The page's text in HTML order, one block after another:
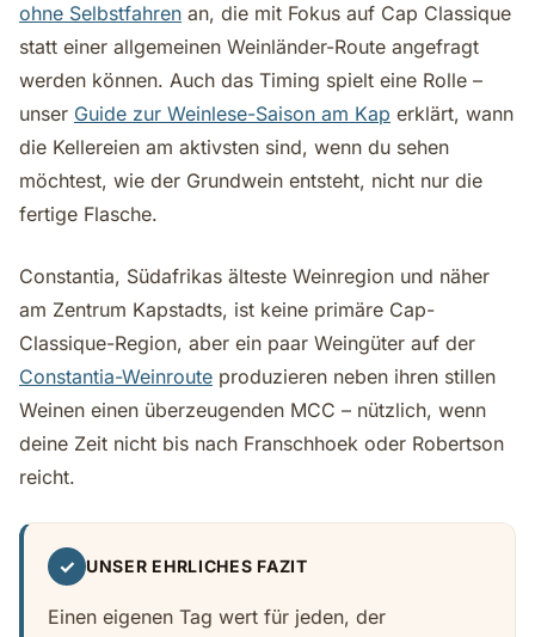
ohne Selbstfahren an, die mit Fokus auf Cap Classique
statt einer allgemeinen Weinländer-Route angefragt
werden können. Auch das Timing spielt eine Rolle –
unser Guide zur Weinlese-Saison am Kap erklärt, wann
die Kellereien am aktivsten sind, wenn du sehen
möchtest, wie der Grundwein entsteht, nicht nur die
fertige Flasche.
Constantia, Südafrikas älteste Weinregion und näher
am Zentrum Kapstadts, ist keine primäre Cap-
Classique-Region, aber ein paar Weingüter auf der
Constantia-Weinroute produzieren neben ihren stillen
Weinen einen überzeugenden MCC – nützlich, wenn
deine Zeit nicht bis nach Franschhoek oder Robertson
reicht.
✓ UNSER EHRLICHES FAZIT
Einen eigenen Tag wert für jeden, der